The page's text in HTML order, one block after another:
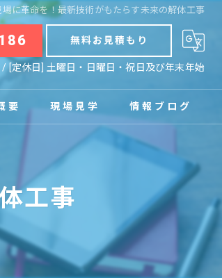
場に革命を！最新技術がもたらす未来の解体工事
無料お見積もり
[定休日] 土曜日・日曜日・祝日及び年末年始
要 現場見学 情報ブログ
お知らせ
工事